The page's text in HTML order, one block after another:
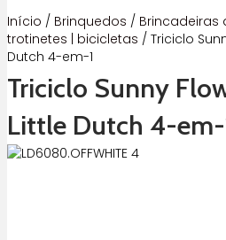
Início / Brinquedos / Brincadeiras
trotinetes | bicicletas / Triciclo
Dutch 4-em-1
Triciclo Sunny
Little Dutch 4-em-